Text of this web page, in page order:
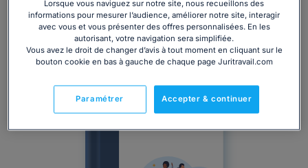
Dossier
juridique
Lorsque vous naviguez sur notre site, nous recueillons des
informations pour mesurer l’audience, améliorer notre site, interagir
avec vous et vous présenter des offres personnalisées. En les
autorisant, votre navigation sera simplifiée.
Vous avez le droit de changer d’avis à tout moment en cliquant sur le
bouton cookie en bas à gauche de chaque page Juritravail.com
Accepter & continuer
Paramétrer